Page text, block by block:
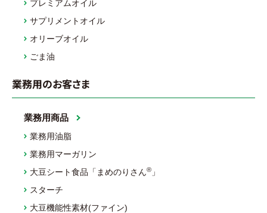
プレミアムオイル
サプリメントオイル
オリーブオイル
ごま油
業務用のお客さま
業務用商品
業務用油脂
業務用マーガリン
大豆シート食品「まめのりさん® 」
スターチ
大豆機能性素材(ファイン)